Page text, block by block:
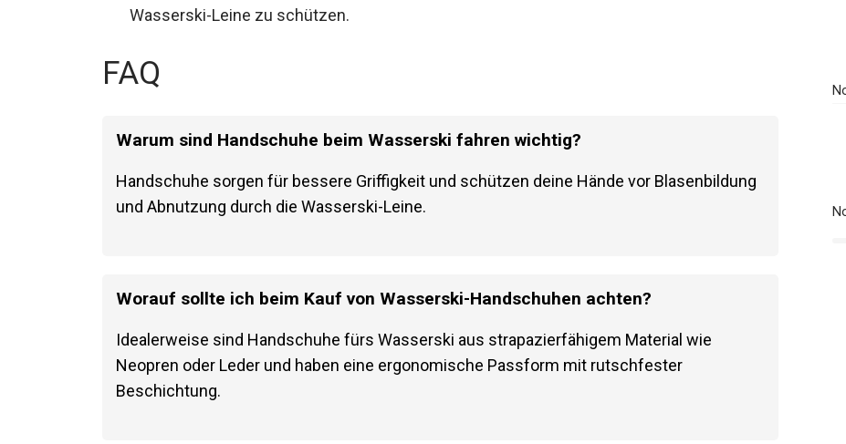
Wasserski-Leine zu schützen.
FAQ
Warum sind Handschuhe beim Wasserski fahren wichtig?
Handschuhe sorgen für bessere Griffigkeit und schützen deine Hände vor Blasenbildung
und Abnutzung durch die Wasserski-Leine.
Worauf sollte ich beim Kauf von Wasserski-Handschuhen achten?
Idealerweise sind Handschuhe fürs Wasserski aus strapazierfähigem Material wie
Neopren oder Leder und haben eine ergonomische Passform mit rutschfester
Beschichtung.